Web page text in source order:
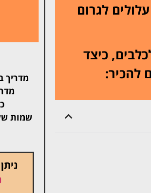
לגרום
כיצד
להכיר:
מדריך
שמות